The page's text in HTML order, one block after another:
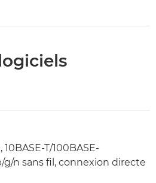
T/100BASE-
g/n sans fil, connexion directe